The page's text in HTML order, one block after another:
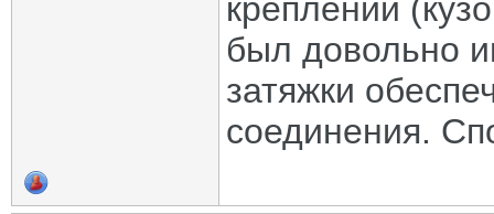
креплений
был довольно
затяжки
соединения.